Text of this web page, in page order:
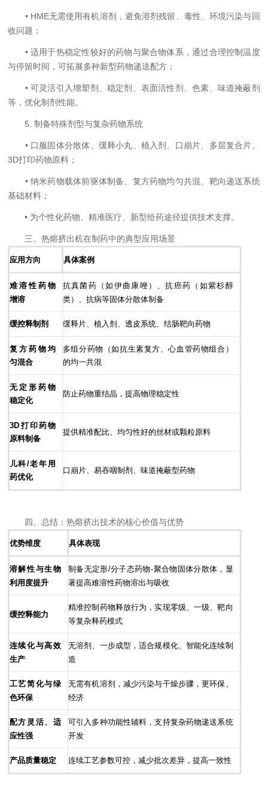
• HME无需使用有机溶剂，避免溶剂残留、毒性、环境污染与回
收问题；
• 适用于热稳定性较好的药物与聚合物体系，通过合理控制温度
与停留时间，可拓展多种新型药物递送配方；
• 可灵活引入增塑剂、稳定剂、表面活性剂、色素、味道掩蔽剂
等，优化制剂性能。
5. 制备特殊剂型与复杂药物系统
• 口服固体分散体、缓释小丸、植入剂、口崩片、多层复合片、
3D打印药物原料；
• 纳米药物载体前驱体制备、复方药物均匀共混、靶向递送系统
基础材料；
• 为个性化药物、精准医疗、新型给药途径提供技术支撑。
三、热熔挤出机在制药中的典型应用场景
应用方向 具体案例
难溶性药物
增溶
抗真菌药（如伊曲康唑）、抗癌药（如紫杉醇
类）、抗病等固体分散体制备
缓控释制剂 缓释片、植入剂、透皮系统、结肠靶向药物
复方药物均
匀混合
多组分药物（如抗生素复方、心血管药物组合）
的均一共混
无定形药物
稳定化
防止药物重结晶，提高物理稳定性
3D打印药物
原料制备
提供精准配比、均匀性好的丝材或颗粒原料
儿科/老年用
药优化
口崩片、易吞咽制剂、味道掩蔽型药物
四、总结：热熔挤出技术的核心价值与优势
优势维度 具体表现
溶解性与生物
利用度提升
制备无定形/分子态药物-聚合物固体分散体，显
著提高难溶性药物溶出与吸收
缓控释能力
精准控制药物释放行为，实现零级、一级、靶向
等复杂释药模式
连续化与高效
生产
无溶剂、一步成型，适合规模化、智能化连续制
造
工艺简化与绿
色环保
无需有机溶剂，减少污染与干燥步骤，更环保、
经济
配方灵活、适
应性强
可引入多种功能性辅料，支持复杂药物递送系统
开发
产品质量稳定 连续工艺参数可控，减少批次差异，提高一致性